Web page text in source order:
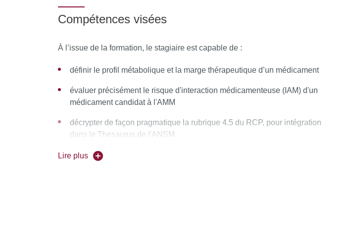
Pharmaco-épidémiologie
Compétences visées
À l’issue de la formation, le stagiaire est capable de :
définir le profil métabolique et la marge thérapeutique d’un médicament
évaluer précisément le risque d'interaction médicamenteuse (IAM) d'un
médicament candidat à l'AMM
décrypter de façon pragmatique la rubrique 4.5 du RCP, pour intégration
dans le Thesaurus de l'ANSM
établir un lien entre des événements cliniques chez un patient ayant reçu
Lire plus